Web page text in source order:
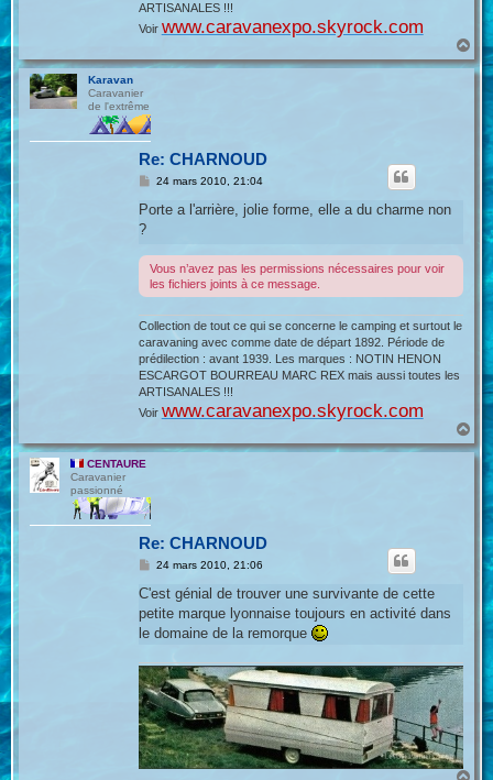
ARTISANALES !!!
Voir www.caravanexpo.skyrock.com
a
u
Karavan
Caravanier
de l'extrême
Re: CHARNOUD
M
s
e
24 mars 2010, 21:04
Porte a l'arrière, jolie forme, elle a du charme non
?
Vous n’avez pas les permissions nécessaires pour voir
les fichiers joints à ce message.
Collection de tout ce qui se concerne le camping et surtout le
caravaning avec comme date de départ 1892. Période de
prédilection : avant 1939. Les marques : NOTIN HENON
ESCARGOT BOURREAU MARC REX mais aussi toutes les
ARTISANALES !!!
Voir www.caravanexpo.skyrock.com
a
u
CENTAURE
Caravanier
passionné
Re: CHARNOUD
M
s
a
g
24 mars 2010, 21:06
C'est génial de trouver une survivante de cette
petite marque lyonnaise toujours en activité dans
le domaine de la remorque